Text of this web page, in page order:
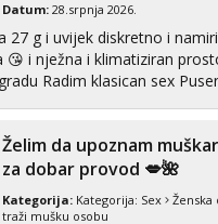
Datum: 28.srpnja 2026.
27 g i uvijek diskretno i
😘 i nježna i klimatiziran
Pusenje i
Želim da upoznam
za dobar provod 💋🌺
Kategorija: Kategorija: Sex
Ženska
traži mušku osobu